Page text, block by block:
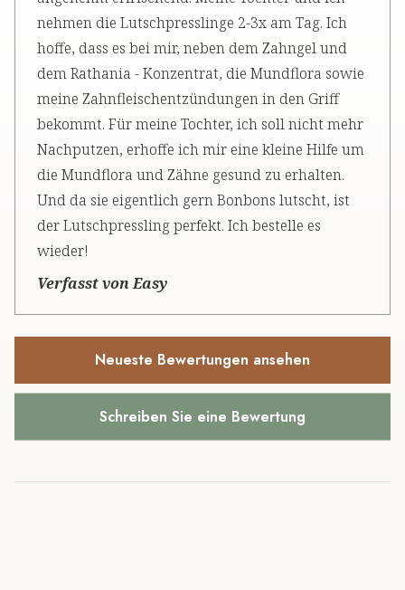
nehmen die Lutschpresslinge 2-3x am Tag. Ich
hoffe, dass es bei mir, neben dem Zahngel und
dem Rathania - Konzentrat, die Mundflora sowie
meine Zahnfleischentzündungen in den Griff
bekommt. Für meine Tochter, ich soll nicht mehr
Nachputzen, erhoffe ich mir eine kleine Hilfe um
die Mundflora und Zähne gesund zu erhalten.
Und da sie eigentlich gern Bonbons lutscht, ist
der Lutschpressling perfekt. Ich bestelle es
wieder!
Verfasst von Easy
Neueste Bewertungen ansehen
Schreiben Sie eine Bewertung